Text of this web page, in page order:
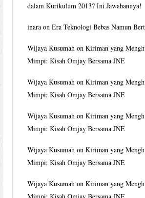
dalam Kurikulum 2013? Ini Jawabannya!
inara onEra Teknologi Bebas Namun
Wijaya Kusumah onKiriman yang
Mimpi: Kisah Omjay Bersama JNE
Wijaya Kusumah onKiriman yang
Mimpi: Kisah Omjay Bersama JNE
Wijaya Kusumah onKiriman yang
Mimpi: Kisah Omjay Bersama JNE
Wijaya Kusumah onKiriman yang
Mimpi: Kisah Omjay Bersama JNE
Wijaya Kusumah onKiriman yang